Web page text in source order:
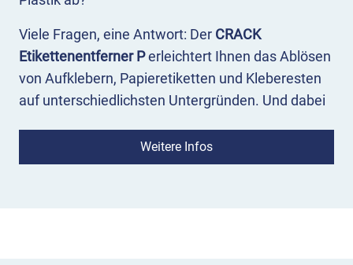
Viele Fragen, eine Antwort: Der CRACK
Etikettenentferner Perleichtert Ihnen das Ablösen
von Aufklebern, Papieretiketten und Kleberesten
auf unterschiedlichsten Untergründen. Und dabei
Weitere Infos